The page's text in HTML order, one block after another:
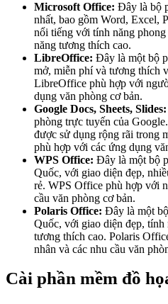
Microsoft Office: Đây là bộ
nhất, bao gồm Word,
nổi tiếng với tính năng
năng tương thích cao.
LibreOffice: Đây là một bộ
mở, miễn phí và tương thích
LibreOffice phù hợp với
dụng văn phòng cơ bản.
Google Docs, Sheets, Slides:
phòng trực tuyến của
được sử dụng rộng rãi trong
phù hợp với các ứng dụng
WPS Office: Đây là một bộ
Quốc, với giao diện đẹp,
rẻ. WPS Office phù hợp với
cầu văn phòng cơ bản.
Polaris Office: Đây là một
Quốc, với giao diện đẹp, tính
tương thích cao. Polaris
nhân và các nhu cầu văn
Cài phần mềm đồ